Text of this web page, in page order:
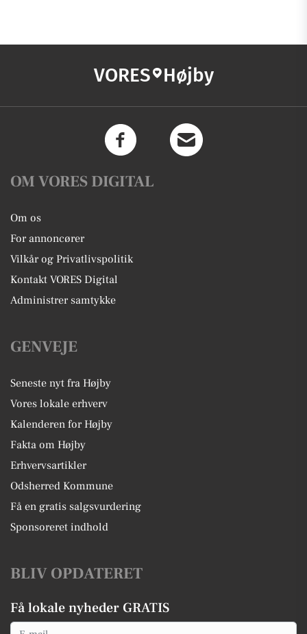
VORES Højby
OM VORES DIGITAL
Om os
For annoncører
Vilkår og Privatlivspolitik
Kontakt VORES Digital
Administrer samtykke
GENVEJE
Seneste nyt fra Højby
Vores lokale erhverv
Kalenderen for Højby
Fakta om Højby
Erhvervsartikler
Odsherred Kommune
Få en gratis salgsvurdering
Sponsoreret indhold
BLIV OPDATERET
Få lokale nyheder GRATIS
Email